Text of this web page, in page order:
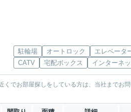
駐輪場 オートロック
エレベータ
CATV
宅配ボックス インターネ
でお部屋探しをしている方は、当社までお